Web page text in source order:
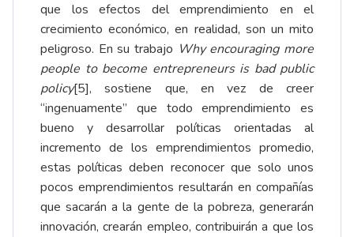
que los efectos del emprendimiento en el
crecimiento económico, en realidad, son un mito
peligroso. En su trabajo Why encouraging more
people to become entrepreneurs is bad public
policy[5], sostiene que, en vez de creer
“ingenuamente” que todo emprendimiento es
bueno y desarrollar políticas orientadas al
incremento de los emprendimientos promedio,
estas políticas deben reconocer que solo unos
pocos emprendimientos resultarán en compañías
que sacarán a la gente de la pobreza, generarán
innovación, crearán empleo, contribuirán a que los